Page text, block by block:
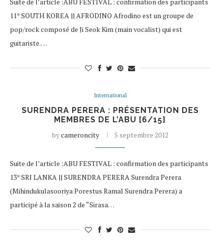
11* SOUTH KOREA || AFRODINO Afrodino est un groupe de
pop/rock composé de Ji Seok Kim (main vocalist) qui est
guitariste.…
International
SURENDRA PERERA : PRÉSENTATION DES
MEMBRES DE L’ABU [6/15]
bycameroncity 5 septembre 2012
Suite de l’article :ABU FESTIVAL : confirmation des participants
13* SRI LANKA || SURENDRA PERERA Surendra Perera
(Mihindukulasooriya Porestus Ramal Surendra Perera) a
participé à la saison 2 de “Sirasa…